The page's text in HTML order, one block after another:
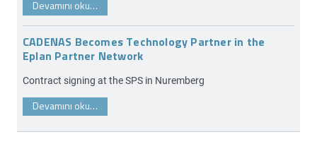
Devamını oku…
CADENAS Becomes Technology Partner in the
Eplan Partner Network
Contract signing at the SPS in Nuremberg
Devamını oku…